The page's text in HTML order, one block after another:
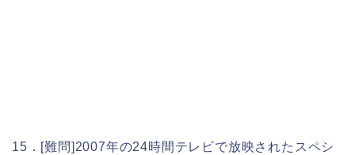
15．[難問]2007年の24時間テレビで放映されたスペシ